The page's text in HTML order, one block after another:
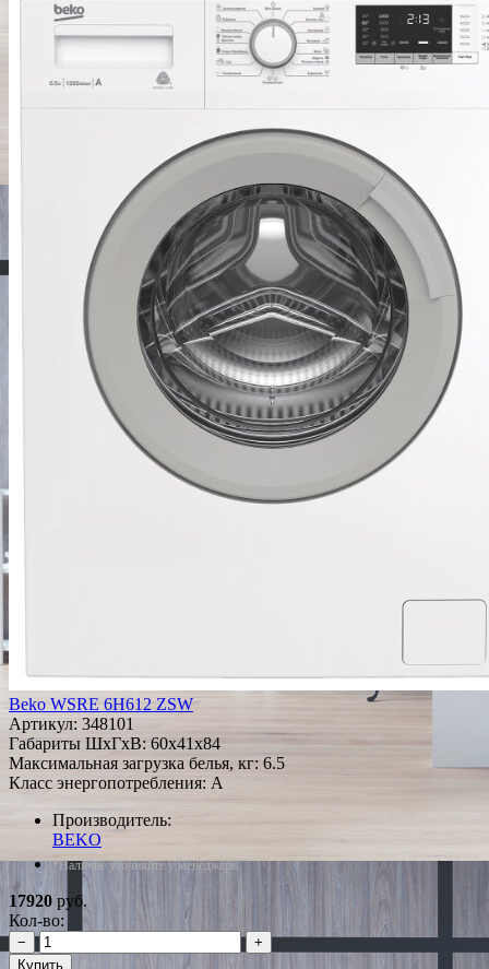
Beko WSRE 6H612 ZSW
Артикул: 348101
Габариты ШxГxВ: 60x41x84
Максимальная загрузка белья, кг: 6.5
Класс энергопотребления: A
Производитель:
BEKO
*Наличие уточняйте у менеджера
17920 руб.
Кол-во:
−
+
Купить